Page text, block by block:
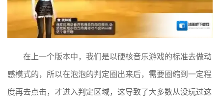
在上一个版本中，我们是以硬核音乐游戏的标准去做动
感模式的，所以在泡泡的判定圈出来后，需要圈缩到一定程
度再去点击，才进入判定区域，这导致了大多数从没玩过这